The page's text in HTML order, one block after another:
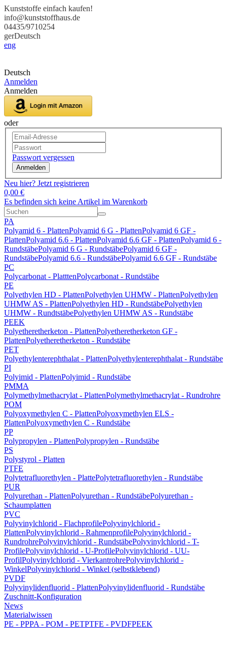
Kunststoffe einfach kaufen!
info@kunststoffhaus.de
04435/9710254
gerDeutsch
eng
Deutsch
Anmelden
Anmelden
oder
Passwort vergessen
Anmelden
Neu hier? Jetzt registrieren
0,00 €
Es befinden sich keine Artikel im Warenkorb
PA
Polyamid 6 - PlattenPolyamid 6 G - PlattenPolyamid 6 GF -
PlattenPolyamid 6.6 - PlattenPolyamid 6.6 GF - PlattenPolyamid 6 -
RundstäbePolyamid 6 G - RundstäbePolyamid 6 GF -
RundstäbePolyamid 6.6 - RundstäbePolyamid 6.6 GF - Rundstäbe
PC
Polycarbonat - PlatttenPolycarbonat - Rundstäbe
PE
Polyethylen HD - PlattenPolyethylen UHMW - PlattenPolyethylen
UHMW AS - PlattenPolyethylen HD - RundstäbePolyethylen
UHMW - RundtstäbePolyethylen UHMW AS - Rundstäbe
PEEK
Polyetheretherketon - PlattenPolyetheretherketon GF -
PlattenPolyetheretherketon - Rundstäbe
PET
Polyethylenterephthalat - PlattenPolyethylenterephthalat - Rundstäbe
PI
Polyimid - PlattenPolyimid - Rundstäbe
PMMA
Polymethylmethacrylat - PlattenPolymethylmethacrylat - Rundrohre
POM
Polyoxymethylen C - PlattenPolyoxymethylen ELS -
PlattenPolyoxymethylen C - Rundstäbe
PP
Polypropylen - PlattenPolypropylen - Rundstäbe
PS
Polystyrol - Platten
PTFE
Polytetrafluorethylen - PlattePolytetrafluorethylen - Rundstäbe
PUR
Polyurethan - PlattenPolyurethan - RundstäbePolyurethan -
Schaumplatten
PVC
Polyvinylchlorid - FlachprofilePolyvinylchlorid -
PlattenPolyvinylchlorid - RahmenprofilePolyvinylchlorid -
RundrohrePolyvinylchlorid - RundstäbePolyvinylchlorid - T-
ProfilePolyvinylchlorid - U-ProfilePolyvinylchlorid - UU-
ProfilPolyvinylchlorid - VierkantrohrePolyvinylchlorid -
WinkelPolyvinylchlorid - Winkel (selbstklebend)
PVDF
Polyvinylidenfluorid - PlattenPolyvinylidenfluorid - Rundstäbe
Zuschnitt-Konfiguration
News
Materialwissen
PE - PPPA - POM - PETPTFE - PVDFPEEK